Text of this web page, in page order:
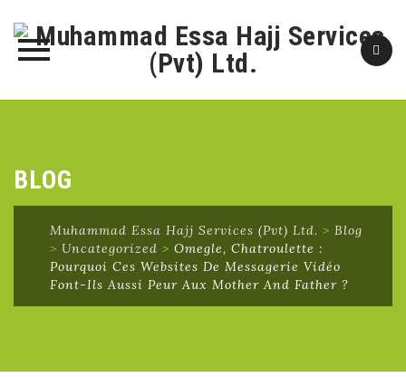
BLOG
Muhammad Essa Hajj Services (Pvt) Ltd. > Blog
> Uncategorized > Omegle, Chatroulette :
Pourquoi Ces Websites De Messagerie Vidéo
Font-Ils Aussi Peur Aux Mother And Father ?